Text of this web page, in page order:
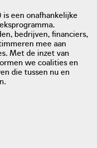
omringende natuur
De T2-Campus is
ontwikkelingen.
een onafhankelijke
bedrijven, financiers,
mee aan
Met de inzet van
we coalities en
die tussen nu en